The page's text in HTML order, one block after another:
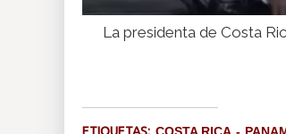
La presidenta de Costa